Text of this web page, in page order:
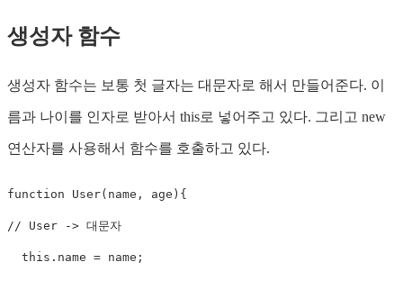
생성자 함수
생성자 함수는 보통 첫 글자는 대문자로 해서 만들어준다. 이
름과 나이를 인자로 받아서 this로 넣어주고 있다. 그리고 new
연산자를 사용해서 함수를 호출하고 있다.
function User( name , age ) {
// User -> 대문자
this . name = name ;